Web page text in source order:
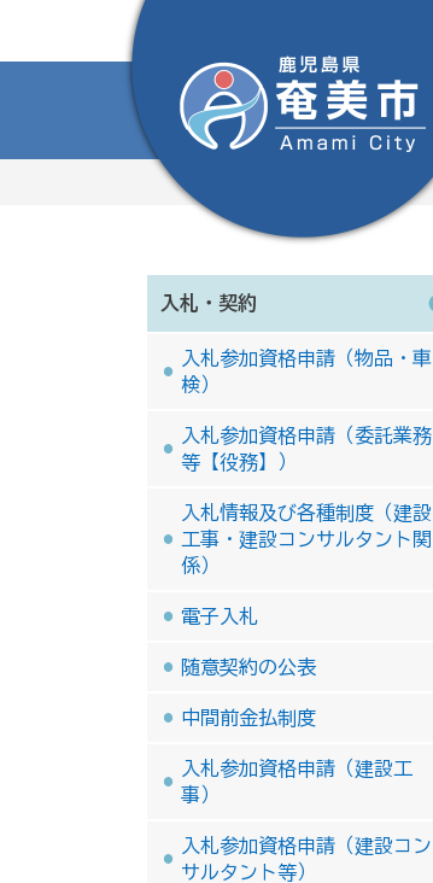
入札・契約
入札参加資格申請（物品・車
検）
入札参加資格申請（委託業務
等【役務】）
入札情報及び各種制度（建設
工事・建設コンサルタント関
係）
電子入札
随意契約の公表
中間前金払制度
入札参加資格申請（建設工
事）
入札参加資格申請（建設コン
サルタント等）